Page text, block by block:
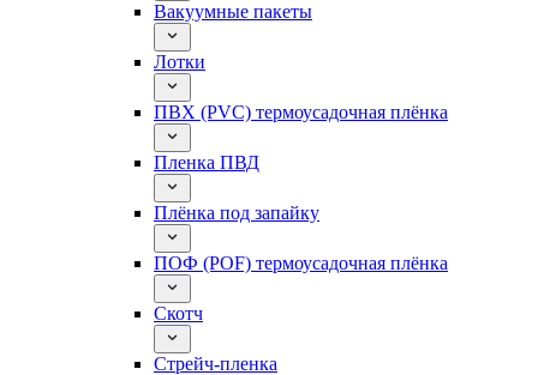
Вакуумные пакеты
Лотки
ПВХ (PVC) термоусадочная плёнка
Пленка ПВД
Плёнка под запайку
ПОФ (POF) термоусадочная плёнка
Скотч
Стрейч-пленка